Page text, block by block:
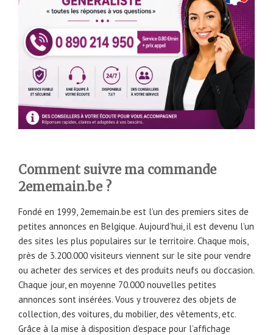
Comment suivre ma commande
2ememain.be ?
Fondé en 1999, 2ememain.be est l’un des premiers sites de
petites annonces en Belgique. Aujourd’hui, il est devenu l’un
des sites les plus populaires sur le territoire. Chaque mois,
près de 3.200.000 visiteurs viennent sur le site pour vendre
ou acheter des services et des produits neufs ou d’occasion.
Chaque jour, en moyenne 70.000 nouvelles petites
annonces sont insérées. Vous y trouverez des objets de
collection, des voitures, du mobilier, des vêtements, etc.
Grâce à la mise à disposition d’espace pour l’affichage